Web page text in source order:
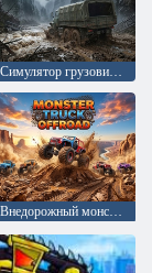
Симулятор грузовика по бездорожью 2
Внедорожный монстр-трак